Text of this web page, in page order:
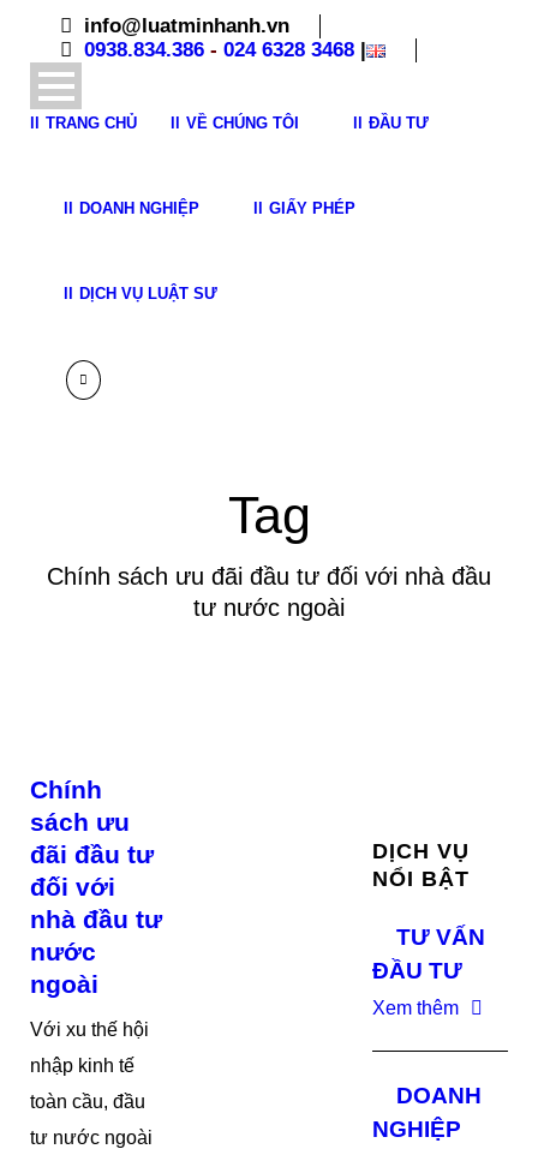
info@luatminhanh.vn
0938.834.386 - 024 6328 3468 |
TRANG CHỦ VỀ CHÚNG TÔI ĐẦU TƯ
DOANH NGHIỆP GIẤY PHÉP
DỊCH VỤ LUẬT SƯ
Tag
Chính sách ưu đãi đầu tư đối với nhà đầu
tư nước ngoài
Chính
sách ưu
đãi đầu tư
đối với
nhà đầu tư
nước
ngoài
Với xu thế hội
nhập kinh tế
toàn cầu, đầu
tư nước ngoài
DỊCH VỤ
NỔI BẬT
TƯ VẤN
ĐẦU TƯ
Xem thêm
DOANH
NGHIỆP